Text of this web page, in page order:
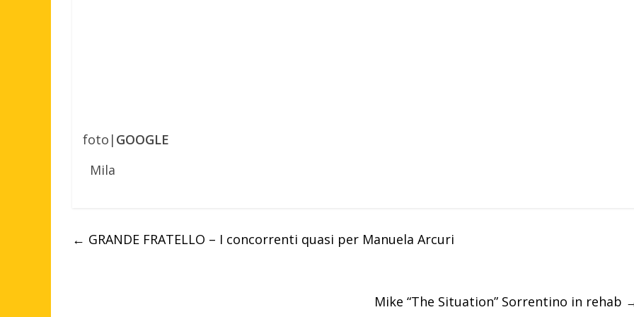
foto| GOOGLE
Mila
← GRANDE FRATELLO – I concorrenti quasi per Manuela Arcuri
Mike “The Situation” Sorrentino in rehab